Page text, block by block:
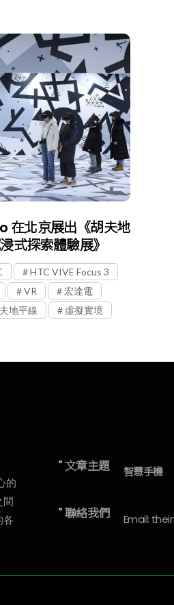
在北京展出《胡夫地
式探索體驗展》
HTC VIVE Focus 3
VR
宏達電
地平線 虛擬實境
的
間
各
" 文章主題 智慧手機
" 聯絡我們 Email: